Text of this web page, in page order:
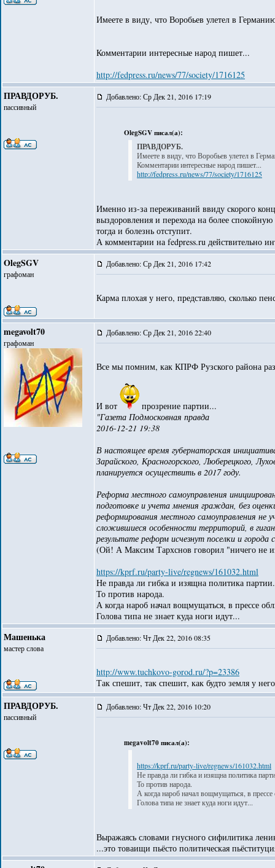
Имеете в виду, что Воробьев улетел в
Комментарии интересные народ пишет...
http://fedpress.ru/news/77/society/1716125
ПРАВДОРУБ.
пассивный
Добавлено: Ср Дек 21, 2016 17:19
OlegSGV писал(а):
ПРАВДОРУБ.
Имеете в виду, что Воробьев улетел в
Комментарии интересные народ пишет...
http://fedpress.ru/news/77/society/1716125
Именно из-за переживаний ввиду скорого
выздоровления и перехода на более
тогда и болезнь отступит.
А комментарии на fedpress.ru действительно
OlegSGV
графоман
Добавлено: Ср Дек 21, 2016 17:42
Карма плохая у него, представляю, сколько
megavolt70
графоман
Добавлено: Ср Дек 21, 2016 22:40
Все мы помним, как КПРФ Рузского района
И вот
прозрение партии...
"Газета Подмосковная правда
2016-12-21 19:38
В настоящее время губернаторская
Зарайского, Красногорского, Люберецкого,
планируется осуществить в 2017 году.
Реформа местного самоуправления
подготовке и учета мнения граждан, без
реформирования местного самоуправления
сложившиеся особенности территорий, в
результате реформ исчезнут поселки и
(Ой! А Максим Тархснов говорил "ничего не
https://kprf.ru/party-live/regnews/161032.html
Не правда ли гибка и изящна политика партии.
То против народа.
А когда нароб начал вощмущаться, в прессе
Голова типа не знает куда ноги идут...
Машенька
мастер слова
Добавлено: Чт Дек 22, 2016 08:35
http://www.tuchkovo-gorod.ru/?p=23386
Так спешит, так спешит, как будто земля у
ПРАВДОРУБ.
пассивный
Добавлено: Чт Дек 22, 2016 10:20
megavolt70 писал(а):
https://kprf.ru/party-live/regnews/161032.html
Не правда ли гибка и изящна политика
То против народа.
А когда нароб начал вощмущаться, в
Голова типа не знает куда ноги идут...
Выражаясь словами гнусного сифилитика
...это товаищи пьёсто политическая